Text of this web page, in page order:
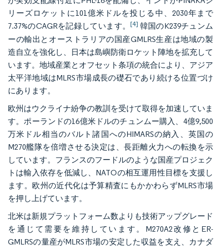
リーズロケットに101億米ドルを投じる中、2030年まで
7.37%のCAGRを記録しています。[4] 韓国のK239チュンム
ーの輸出とオーストラリアの国産GMLRS生産は地域の製
造自立を強化し、日本は島嶼防衛ロケット陣地を拡充して
います。地域産業とオフセット条項の統合により、アジア
太平洋地域はMLRS市場成長の礎石であり続ける位置づけ
にあります。
欧州はウクライナ紛争の教訓を受けて取得を加速していま
す。ポーランドの16億米ドルのチュンムー購入、4億9,500
万米ドル相当のバルト諸国へのHIMARSの納入、英国の
M270艦隊を倍増させる決定は、長距離火力への転換を示
しています。フランスのフードルのような国産プロジェク
トは輸入依存を低減し、NATOの相互運用性目標を支援し
ます。欧州の近代化は予算精査にもかかわらずMLRS市場
を押し上げています。
北米は新規プラットフォーム数よりも技術アップグレード
を通じて需要を維持しています。M270A2改修とER-
GMLRSの量産がMLRS市場の安定した収益を支え、カナダ